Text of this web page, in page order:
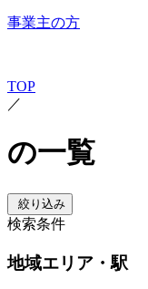
事業主の方
TOP
／
の一覧
絞り込み
検索条件
地域エリア・駅